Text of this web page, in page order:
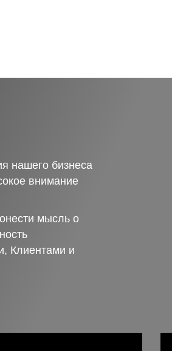
нашего бизнеса
внимание
мысль о
Клиентами и